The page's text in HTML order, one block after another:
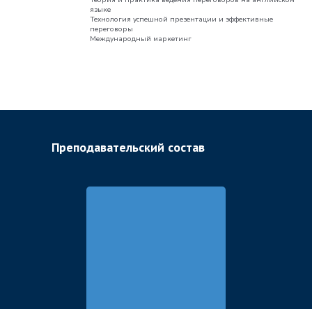
языке
Технология успешной презентации и эффективные
переговоры
Международный маркетинг
Преподавательский состав
Очный приём абитуриентов: